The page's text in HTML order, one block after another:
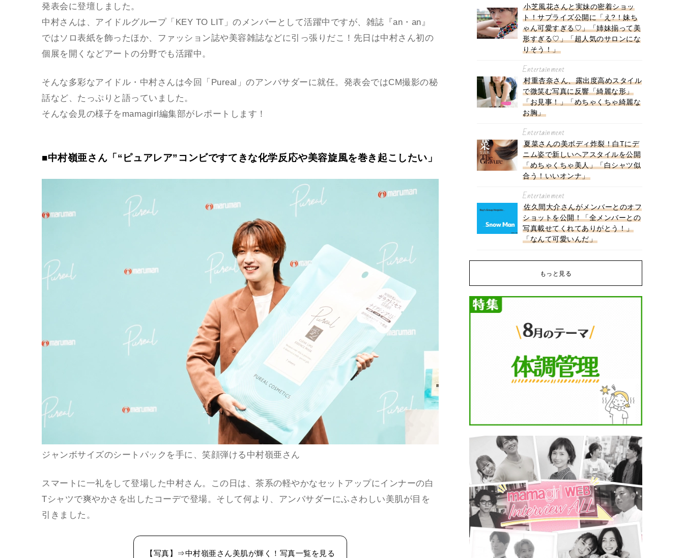
発表会に登壇しました。
中村さんは、アイドルグループ「KEY TO LIT」のメンバーとして活躍中ですが、雑誌『an・an』
ではソロ表紙を飾ったほか、ファッション誌や美容雑誌などに引っ張りだこ！先日は中村さん初の
個展を開くなどアートの分野でも活躍中。
そんな多彩なアイドル・中村さんは今回「Pureal」のアンバサダーに就任。発表会ではCM撮影の秘
話など、たっぷりと語っていました。
そんな会見の様子をmamagirl編集部がレポートします！
■中村嶺亜さん「“ピュアレア”コンビですてきな化学反応や美容旋風を巻き起こしたい」
ジャンボサイズのシートパックを手に、笑顔弾ける中村嶺亜さん
スマートに一礼をして登場した中村さん。この日は、茶系の軽やかなセットアップにインナーの白
Tシャツで爽やかさを出したコーデで登場。そして何より、アンバサダーにふさわしい美肌が目を
引きました。
【写真】⇒中村嶺亜さん美肌が輝く！写真一覧を見る
小芝風花さんと実妹の密着ショッ
ト！サプライズ公開に「え?！妹ち
ゃん可愛すぎる♡」「姉妹揃って美
形すぎる♡」「超人気のサロンにな
りそう！」
Entertainment
村重杏奈さん、露出度高めスタイル
で微笑む写真に反響「綺麗な形」
「お見事！」「めちゃくちゃ綺麗な
お胸」
Entertainment
夏菜さんの美ボディ炸裂！白Tにデ
ニム姿で新しいヘアスタイルを公開
「めちゃくちゃ美人」「白シャツ似
合う！いいオンナ」
Entertainment
佐久間大介さんがメンバーとのオフ
ショットを公開！「全メンバーとの
写真載せてくれてありがとう！」
「なんて可愛いんだ」
もっと見る